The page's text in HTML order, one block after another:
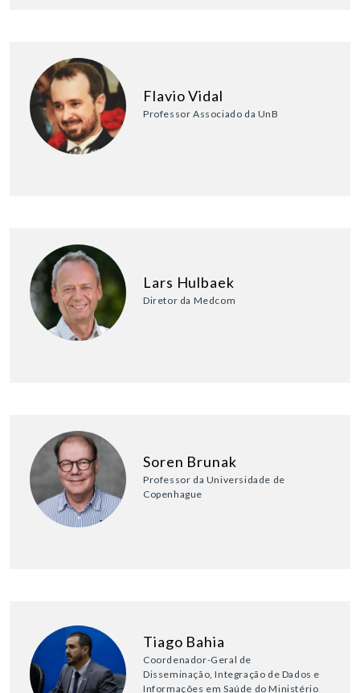
Flavio Vidal
Professor Associado da UnB
Lars Hulbaek
Diretor da Medcom
Soren Brunak
Professor da Universidade de
Copenhague
Tiago Bahia
Coordenador-Geral de
Disseminação, Integração de Dados e
Informações em Saúde do Ministério